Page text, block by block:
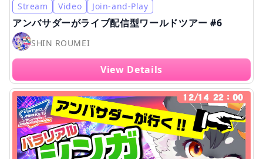
Stream
Video Join-and-Play
アンバサダーがライブ配信型ワールドツアー #6
SHIN ROUMEI
View Details